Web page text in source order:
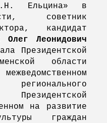
Ельцина» в
советник
кандидат
Олег Леонидович
Президентской
области
Президентской
на развитие
граждан